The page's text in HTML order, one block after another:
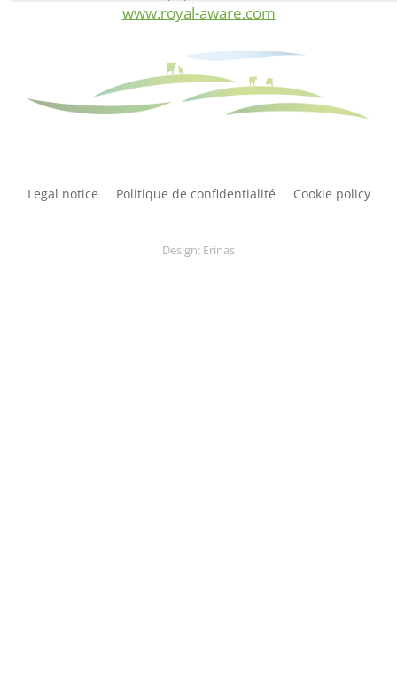
propriétaire du site web visité.
www.royal-aware.com
Legal notice Politique de confidentialité Cookie policy
Design: Erinas